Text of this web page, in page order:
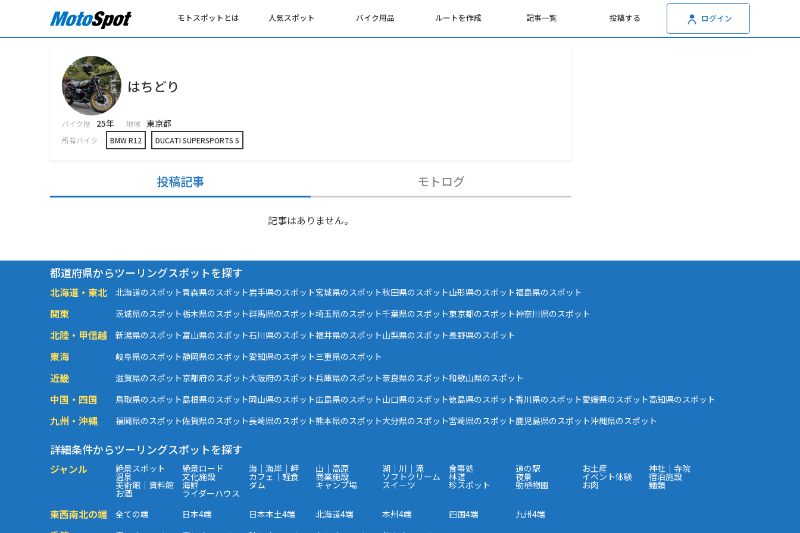
モトスポットとは 人気スポット バイク用品 ルートを作成 記事一覧 投稿する ログイン
はちどり
バイク歴 25年 地域 東京都
所有バイク BMW R12 DUCATI SUPERSPORTS S
投稿記事 モトログ
記事はありません。
都道府県からツーリングスポットを探す
北海道・東北 北海道のスポット青森県のスポット岩手県のスポット宮城県のスポット秋田県のスポット山形県のスポット福島県のスポット
関東 茨城県のスポット栃木県のスポット群馬県のスポット埼玉県のスポット千葉県のスポット東京都のスポット神奈川県のスポット
北陸・甲信越 新潟県のスポット富山県のスポット石川県のスポット福井県のスポット山梨県のスポット長野県のスポット
東海 岐阜県のスポット静岡県のスポット愛知県のスポット三重県のスポット
近畿 滋賀県のスポット京都府のスポット大阪府のスポット兵庫県のスポット奈良県のスポット和歌山県のスポット
中国・四国 鳥取県のスポット島根県のスポット岡山県のスポット広島県のスポット山口県のスポット徳島県のスポット香川県のスポット愛媛県のスポット高知県のスポット
九州・沖縄 福岡県のスポット佐賀県のスポット長崎県のスポット熊本県のスポット大分県のスポット宮崎県のスポット鹿児島県のスポット沖縄県のスポット
詳細条件からツーリングスポットを探す
ジャンル 絶景スポット 絶景ロード 海｜海岸｜岬 山｜高原 湖｜川｜滝 食事処 道の駅 お土産 神社｜寺院
温泉 文化施設 カフェ｜軽食 商業施設 ソフトクリーム 林道 夜景 イベント体験 宿泊施設
美術館｜資料館 海鮮 ダム キャンプ場 スイーツ 珍スポット 動植物園 お肉 麺類
お酒 ライダーハウス
東西南北の端 全ての端 日本4端 日本本土4端 北海道4端 本州4端 四国4端 九州4端